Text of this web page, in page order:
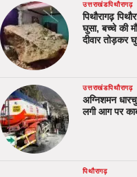
उत्तराखंडपिथौरागढ़
पिथौरागढ़
घुसा, बच्चे की
दीवार तोड़कर
उत्तराखंडपिथौरागढ़
अग्निशमन
लगी आग पर
पिथौरागढ़